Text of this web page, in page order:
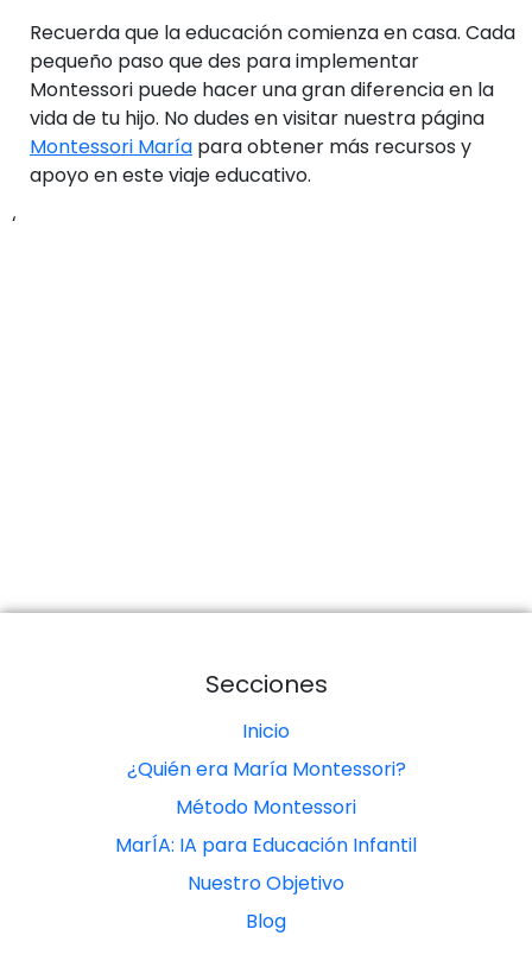
Recuerda que la educación comienza en casa. Cada
pequeño paso que des para implementar
Montessori puede hacer una gran diferencia en la
vida de tu hijo. No dudes en visitar nuestra página
Montessori María para obtener más recursos y
apoyo en este viaje educativo.
‘
Secciones
Inicio
¿Quién era María Montessori?
Método Montessori
MarÍA: IA para Educación Infantil
Nuestro Objetivo
Blog